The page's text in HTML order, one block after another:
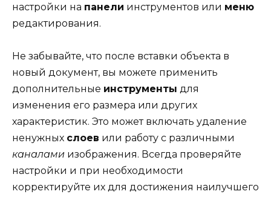
настройки на панели инструментов или меню
редактирования.
Не забывайте, что после вставки объекта в
новый документ, вы можете применить
дополнительные инструменты для
изменения его размера или других
характеристик. Это может включать удаление
ненужных слоев или работу с различными
каналами изображения. Всегда проверяйте
настройки и при необходимости
корректируйте их для достижения наилучшего